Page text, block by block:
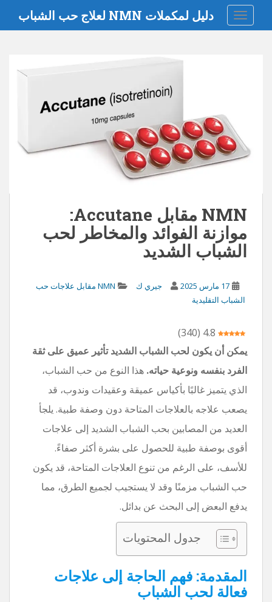
ت
دليل لمكملات NMN لعلاج حب الشبابتبديل التنقل
NMN مقابل Accutane:
موازنة الفوائد والمخاطر لحب
الشباب الشديد
17 مارس 2025 جيري ك
NMN مقابل علاجات حب
الشباب التقليدية
4.8
(
340
)
يمكن أن يكون لحب الشباب الشديد تأثير عميق على ثقة
الفرد بنفسه ونوعية حياته. هذا النوع من حب الشباب،
الذي يتميز غالبًا بأكياس عميقة وعقيدات وندوب، قد
يصعب علاجه بالعلاجات المتاحة دون وصفة طبية. يلجأ
العديد من المصابين بحب الشباب الشديد إلى علاجات
أقوى بوصفة طبية للحصول على بشرة أكثر صفاءً.
للأسف، على الرغم من تنوع العلاجات المتاحة، قد يكون
حب الشباب مزمنًا وقد لا يستجيب لجميع الطرق، مما
يدفع البعض إلى البحث عن بدائل.
جدول المحتويات
المقدمة: فهم الحاجة إلى علاجات
فعالة لحب الشباب